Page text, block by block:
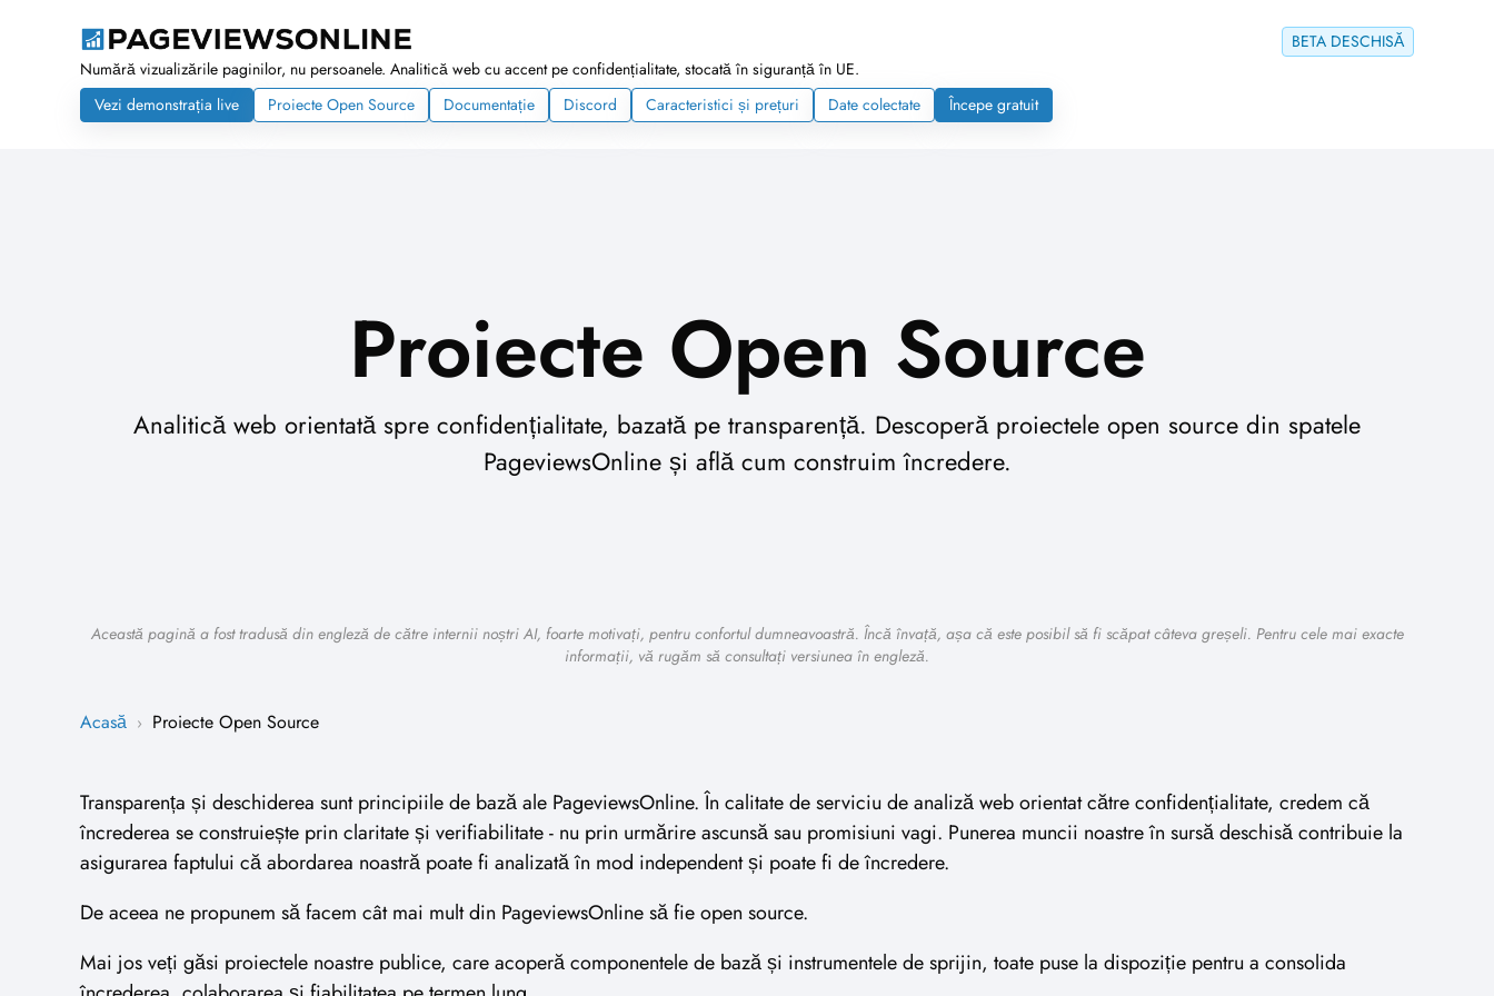
BETA DESCHISĂ
Numără vizualizările paginilor, nu persoanele. Analitică web cu accent pe confidențialitate, stocată în siguranță în UE.
Vezi demonstrația live
Proiecte Open Source Documentație Discord Caracteristici și prețuri Date colectate Începe gratuit
Proiecte Open Source
Analitică web orientată spre confidențialitate, bazată pe transparență. Descoperă proiectele open source din spatele
PageviewsOnline și află cum construim încredere.
Această pagină a fost tradusă din engleză de către internii noștri AI, foarte motivați, pentru confortul dumneavoastră. Încă învață, așa că este posibil să fi scăpat câteva greșeli. Pentru cele mai exacte
informații, vă rugăm să consultați versiunea în engleză.
Acasă › Proiecte Open Source
Transparența și deschiderea sunt principiile de bază ale PageviewsOnline. În calitate de serviciu de analiză web orientat către confidențialitate, credem că
încrederea se construiește prin claritate și verifiabilitate - nu prin urmărire ascunsă sau promisiuni vagi. Punerea muncii noastre în sursă deschisă contribuie la
asigurarea faptului că abordarea noastră poate fi analizată în mod independent și poate fi de încredere.
De aceea ne propunem să facem cât mai mult din PageviewsOnline să fie open source.
Mai jos veți găsi proiectele noastre publice, care acoperă componentele de bază și instrumentele de sprijin, toate puse la dispoziție pentru a consolida